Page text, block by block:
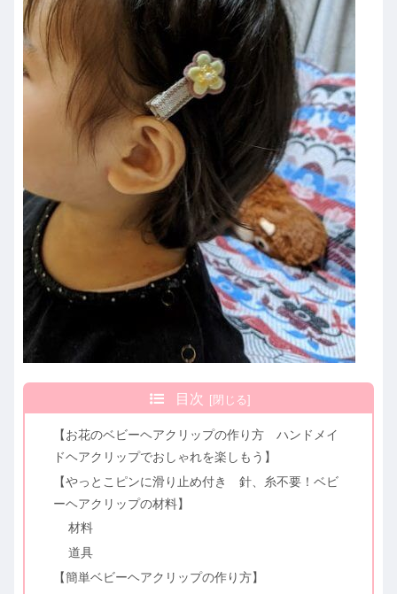
目次
【お花のベビーヘアクリップの作り方 ハンドメイ
ドヘアクリップでおしゃれを楽しもう】
【やっとこピンに滑り止め付き 針、糸不要！ベビ
ーヘアクリップの材料】
材料
道具
【簡単ベビーヘアクリップの作り方】